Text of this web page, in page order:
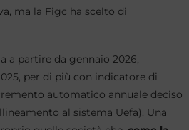
ma la Figc ha scelto di
a partire da gennaio 2026,
per di più con indicatore di
automatico annuale deciso
al sistema Uefa). Una